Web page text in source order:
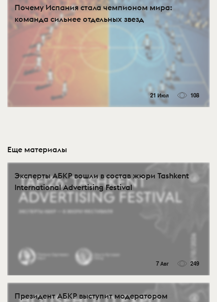
Почему Испания стала чемпионом мира:
команда сильнее отдельных звезд
21 Июл 108
Еще материалы
Эксперты АБКР вошли в состав жюри Tashkent
International Advertising Festival
7 Авг 249
Президент АБКР выступит модератором